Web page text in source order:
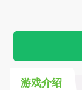
游戏介绍